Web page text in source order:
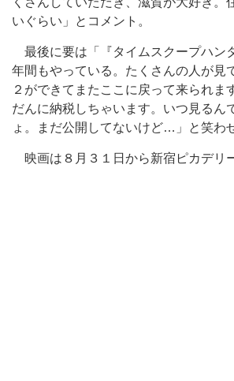
いぐらい」とコメント。
最後に要は「『タイムスクープハン
年間もやっている。たくさんの人が見
２ができてまたここに戻って来られま
だんに納税しちゃいます。いつ見る
ょ。まだ公開してないけど…」と笑わ
映画は８月３１日から新宿ピカデリ